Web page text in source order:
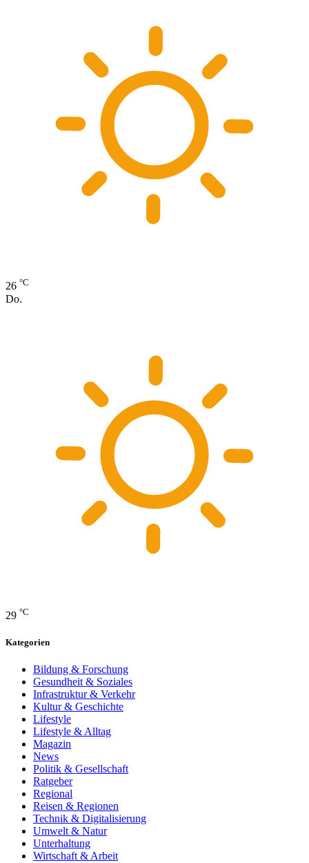
26 °C
Do.
29 °C
Kategorien
Bildung & Forschung
Gesundheit & Soziales
Infrastruktur & Verkehr
Kultur & Geschichte
Lifestyle
Lifestyle & Alltag
Magazin
News
Politik & Gesellschaft
Ratgeber
Regional
Reisen & Regionen
Technik & Digitalisierung
Umwelt & Natur
Unterhaltung
Wirtschaft & Arbeit